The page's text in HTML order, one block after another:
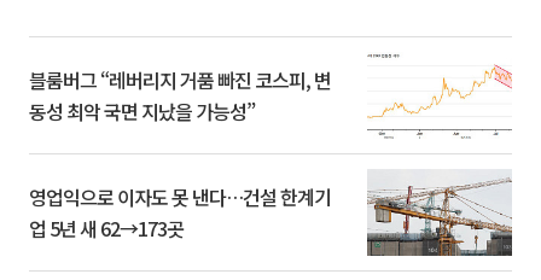
블룸버그 “레버리지 거품 빠진 코스피, 변
동성 최악 국면 지났을 가능성”
영업익으로 이자도 못 낸다…건설 한계기
업 5년 새 62→173곳